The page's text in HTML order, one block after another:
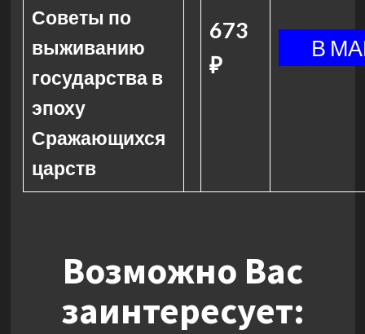
Советы по
выживанию
государства в
эпоху
Сражающихся
царств
673
₽
Возможно Вас
заинтересует: